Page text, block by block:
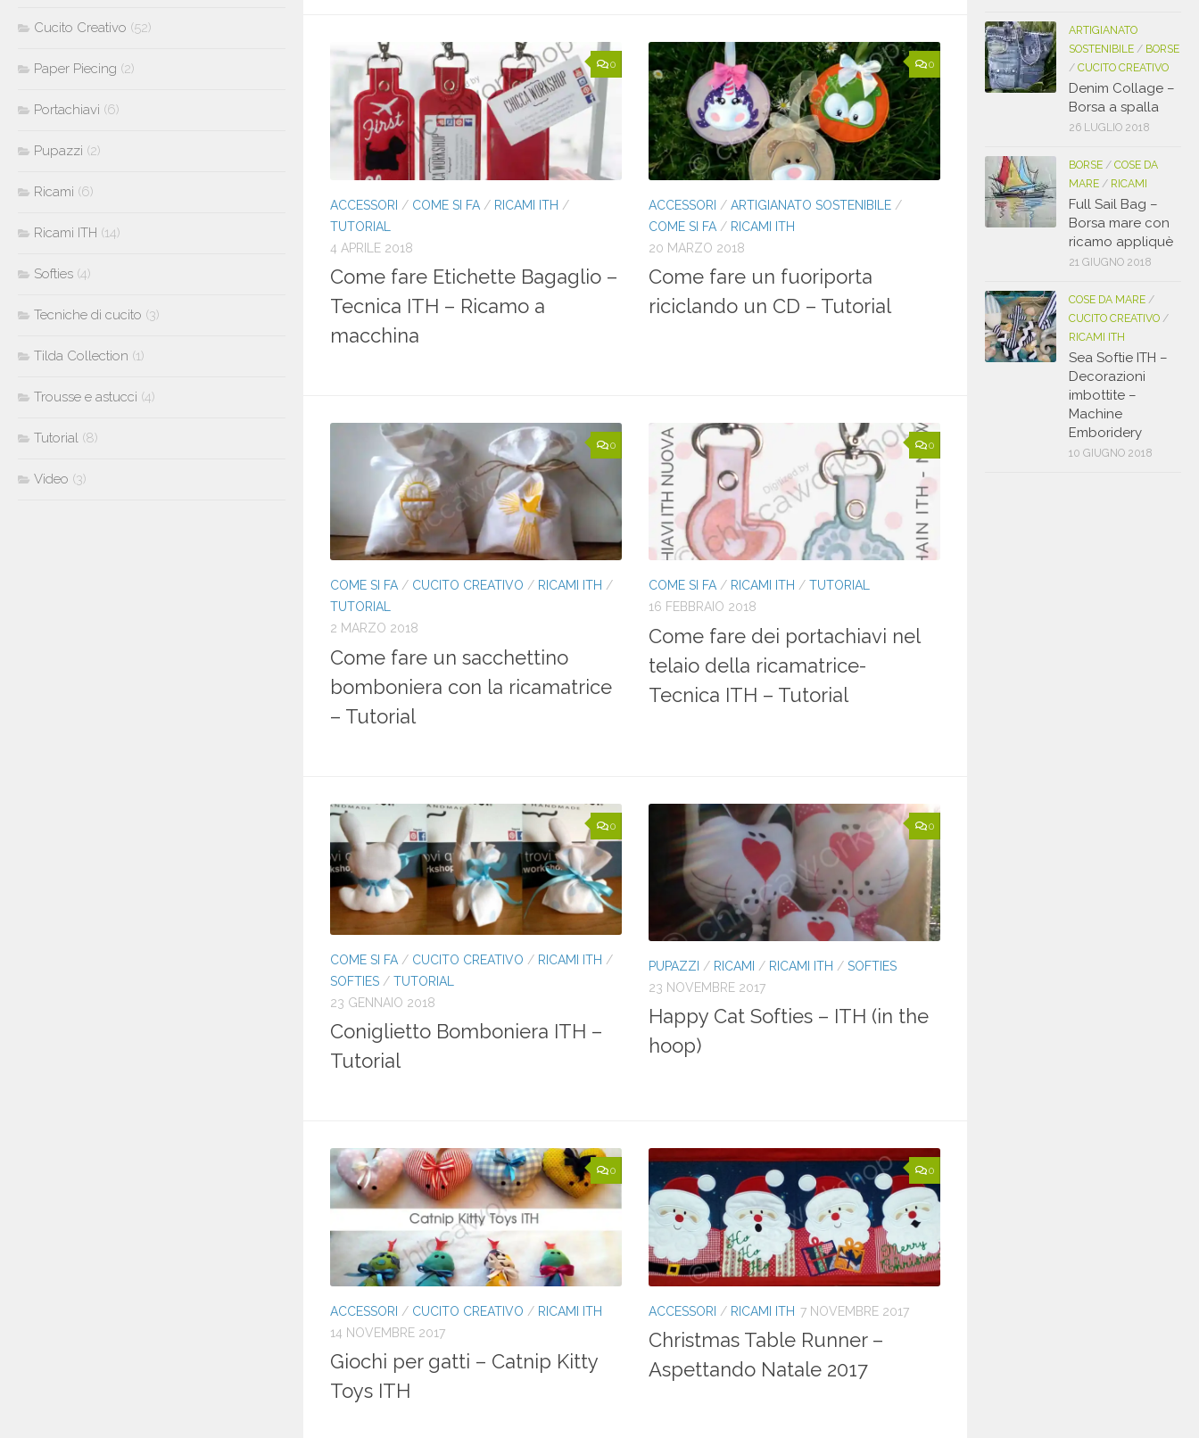
0
ACCESSORI / COME SI FA / RICAMI ITH /
TUTORIAL
4 APRILE 2018
Come fare Etichette Bagaglio –
Tecnica ITH – Ricamo a
macchina
0
ACCESSORI / ARTIGIANATO SOSTENIBILE /
COME SI FA / RICAMI ITH
20 MARZO 2018
Come fare un fuoriporta
riciclando un CD – Tutorial
0
COME SI FA / CUCITO CREATIVO / RICAMI ITH /
TUTORIAL
2 MARZO 2018
Come fare un sacchettino
bomboniera con la ricamatrice
– Tutorial
0
COME SI FA / RICAMI ITH / TUTORIAL
16 FEBBRAIO 2018
Come fare dei portachiavi nel
telaio della ricamatrice-
Tecnica ITH – Tutorial
0
COME SI FA / CUCITO CREATIVO / RICAMI ITH /
SOFTIES / TUTORIAL
23 GENNAIO 2018
Coniglietto Bomboniera ITH –
Tutorial
0
PUPAZZI / RICAMI / RICAMI ITH / SOFTIES
23 NOVEMBRE 2017
Happy Cat Softies – ITH (in the
hoop)
0
ACCESSORI / CUCITO CREATIVO / RICAMI ITH
14 NOVEMBRE 2017
Giochi per gatti – Catnip Kitty
Toys ITH
0
ACCESSORI / RICAMI ITH 7 NOVEMBRE 2017
Christmas Table Runner –
Aspettando Natale 2017
Cucito Creativo (52)
Paper Piecing (2)
Portachiavi (6)
Pupazzi (2)
Ricami (6)
Ricami ITH (14)
Softies (4)
Tecniche di cucito (3)
Tilda Collection (1)
Trousse e astucci (4)
Tutorial (8)
Video (3)
ARTIGIANATO
SOSTENIBILE / BORSE
/ CUCITO CREATIVO
Denim Collage –
Borsa a spalla
26 LUGLIO 2018
BORSE / COSE DA
MARE / RICAMI
Full Sail Bag –
Borsa mare con
ricamo appliquè
21 GIUGNO 2018
COSE DA MARE /
CUCITO CREATIVO /
RICAMI ITH
Sea Softie ITH –
Decorazioni
imbottite –
Machine
Emboridery
10 GIUGNO 2018